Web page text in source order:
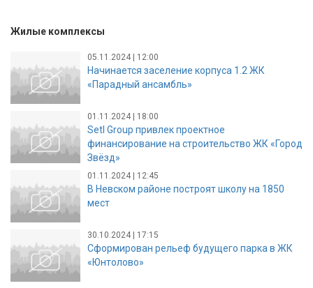
Жилые комплексы
05.11.2024 | 12:00
Начинается заселение корпуса 1.2 ЖК
«Парадный ансамбль»
01.11.2024 | 18:00
Setl Group привлек проектное
финансирование на строительство ЖК «Город
Звёзд»
01.11.2024 | 12:45
В Невском районе построят школу на 1850
мест
30.10.2024 | 17:15
Сформирован рельеф будущего парка в ЖК
«Юнтолово»